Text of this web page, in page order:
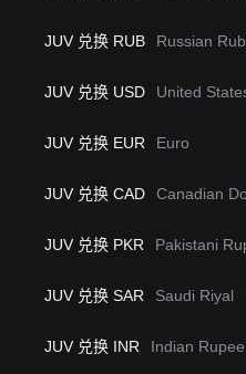
JUV 兑换 RUB Russian
JUV 兑换 USD United
JUV 兑换 EUR Euro
JUV 兑换 CAD Canadian
JUV 兑换 PKR Pakistani
JUV 兑换 SAR Saudi Riyal
JUV 兑换 INR Indian Rupee